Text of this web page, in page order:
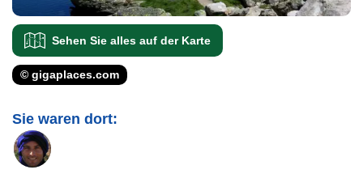
Sehen Sie alles auf der Karte
© gigaplaces.com
Sie waren dort: